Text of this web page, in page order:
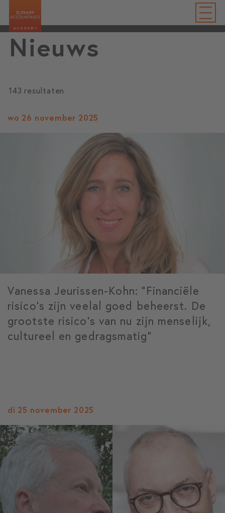
Nieuws
143 resultaten
wo 26 november 2025
Vanessa Jeurissen-Kohn: “Financiële
risico’s zijn veelal goed beheerst. De
grootste risico’s van nu zijn menselijk,
cultureel en gedragsmatig”
di 25 november 2025